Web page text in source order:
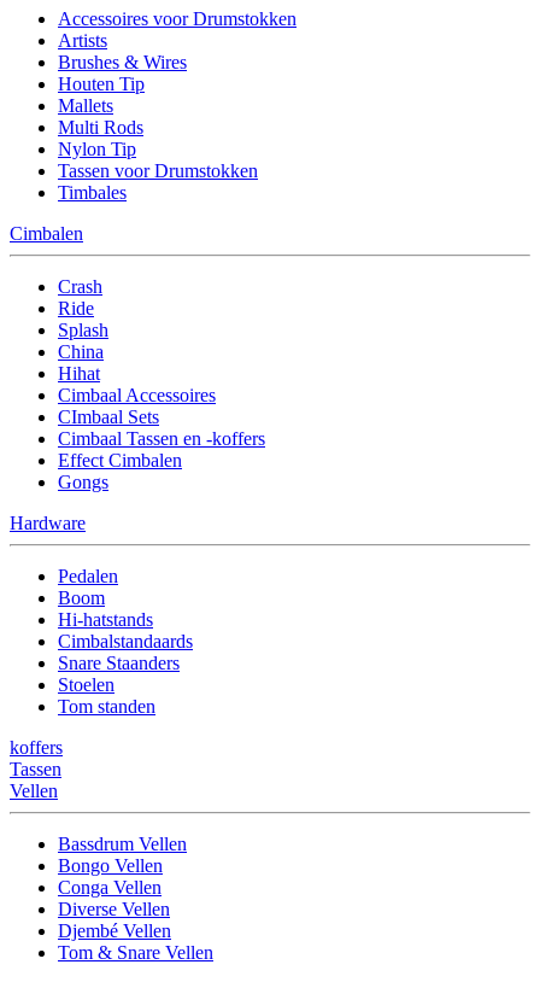
Accessoires voor Drumstokken
Artists
Brushes & Wires
Houten Tip
Mallets
Multi Rods
Nylon Tip
Tassen voor Drumstokken
Timbales
Cimbalen
Crash
Ride
Splash
China
Hihat
Cimbaal Accessoires
CImbaal Sets
Cimbaal Tassen en -koffers
Effect Cimbalen
Gongs
Hardware
Pedalen
Boom
Hi-hatstands
Cimbalstandaards
Snare Staanders
Stoelen
Tom standen
koffers
Tassen
Vellen
Bassdrum Vellen
Bongo Vellen
Conga Vellen
Diverse Vellen
Djembé Vellen
Tom & Snare Vellen